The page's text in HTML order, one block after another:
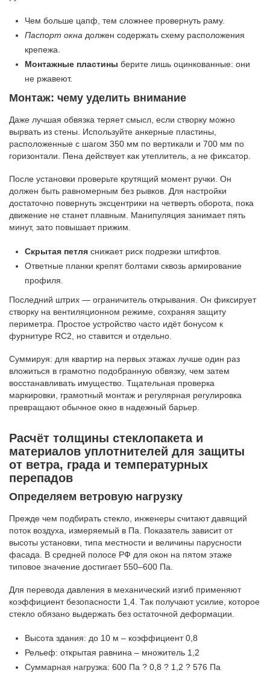
Чем больше цапф, тем сложнее провернуть раму.
Паспорт окна должен содержать схему расположения
крепежа.
Монтажные пластины берите лишь оцинкованные: они
не ржавеют.
Монтаж: чему уделить внимание
Даже лучшая обвязка теряет смысл, если створку можно
вырвать из стены. Используйте анкерные пластины,
расположенные с шагом 350 мм по вертикали и 700 мм по
горизонтали. Пена действует как утеплитель, а не фиксатор.
После установки проверьте крутящий момент ручки. Он
должен быть равномерным без рывков. Для настройки
достаточно повернуть эксцентрики на четверть оборота, пока
движение не станет плавным. Манипуляция занимает пять
минут, зато повышает прижим.
Скрытая петля снижает риск подрезки штифтов.
Ответные планки крепят болтами сквозь армирование
профиля.
Последний штрих — ограничитель открывания. Он фиксирует
створку на вентиляционном режиме, сохраняя защиту
периметра. Простое устройство часто идёт бонусом к
фурнитуре RC2, но ставится и отдельно.
Суммируя: для квартир на первых этажах лучше один раз
вложиться в грамотно подобранную обвязку, чем затем
восстанавливать имущество. Тщательная проверка
маркировки, грамотный монтаж и регулярная регулировка
превращают обычное окно в надежный барьер.
Расчёт толщины стеклопакета и
материалов уплотнителей для защиты
от ветра, града и температурных
перепадов
Определяем ветровую нагрузку
Прежде чем подбирать стекло, инженеры считают давящий
поток воздуха, измеряемый в Па. Показатель зависит от
высоты установки, типа местности и величины парусности
фасада. В средней полосе РФ для окон на пятом этаже
типовое значение достигает 550–600 Па.
Для перевода давления в механический изгиб применяют
коэффициент безопасности 1,4. Так получают усилие, которое
стекло обязано выдержать без остаточной деформации.
Высота здания: до 10 м – коэффициент 0,8
Рельеф: открытая равнина – множитель 1,2
Суммарная нагрузка: 600 Па ? 0,8 ? 1,2 ? 576 Па